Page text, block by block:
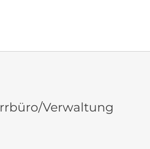
Verwaltung